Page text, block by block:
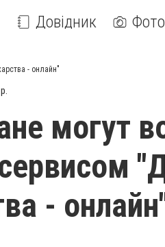
Довідник
- онлайн"
могут
-